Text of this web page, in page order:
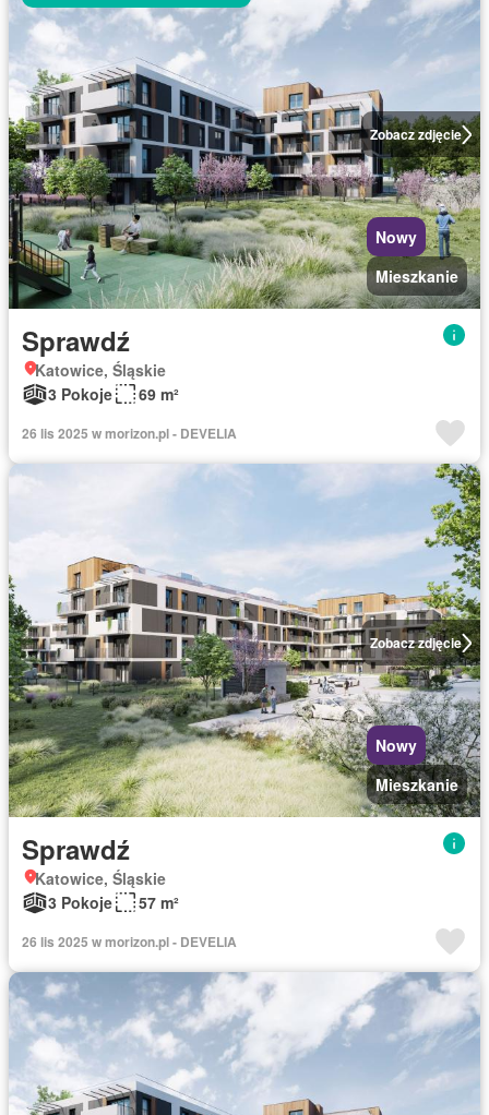
Zobacz zdjęcie
Nowy
Mieszkanie
Sprawdź
Katowice, Śląskie
3 Pokoje
69 m²
26 lis 2025 w morizon.pl - DEVELIA
Zobacz zdjęcie
Nowy
Mieszkanie
Sprawdź
Katowice, Śląskie
3 Pokoje
57 m²
26 lis 2025 w morizon.pl - DEVELIA